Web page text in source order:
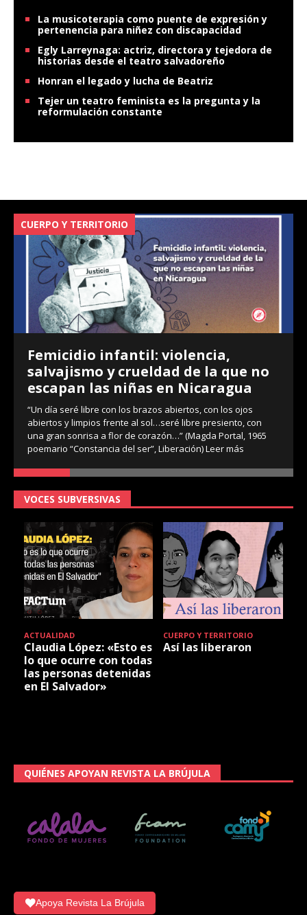
La musicoterapia como puente de expresión y
pertenencia para niñez con discapacidad
Egly Larreynaga: actriz, directora y tejedora de
historias desde el teatro salvadoreño
Honran el legado y lucha de Beatriz
Tejer un teatro feminista es la pregunta y la
reformulación constante
CUERPO Y TERRITORIO
Femicidio infantil: violencia,
salvajismo y crueldad de la que no
escapan las niñas en Nicaragua
“Un día seré libre con los brazos abiertos, con los ojos
abiertos y limpios frente al sol…seré libre presiento, con
una gran sonrisa a flor de corazón…” (Magda Portal, 1965
poemario “Constancia del ser”, Liberación)Leer más
VOCES SUBVERSIVAS
ACTUALIDAD
Claudia López: «Esto es
lo que ocurre con todas
las personas detenidas
en El Salvador»
CUERPO Y TERRITORIO
Así las liberaron
QUIÉNES APOYAN REVISTA LA BRÚJULA
Apoya Revista La Brújula